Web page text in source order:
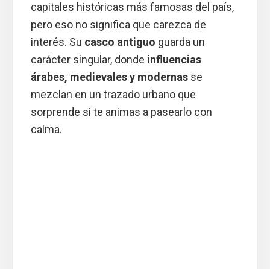
capitales históricas más famosas del país,
pero eso no significa que carezca de
interés. Su casco antiguo guarda un
carácter singular, donde influencias
árabes, medievales y modernasse
mezclan en un trazado urbano que
sorprende si te animas a pasearlo con
calma.